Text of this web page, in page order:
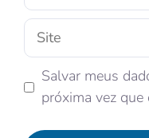
Salvar meus
próxima vez que